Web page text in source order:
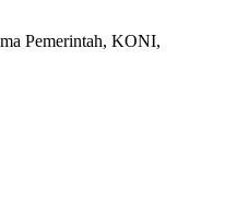
Pemerintah, KONI,